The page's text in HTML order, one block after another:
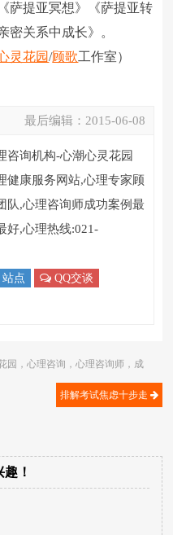
提亚冥想》《萨提亚转
密关系中成长》。
灵花园/顾歌工作室）
最后编辑： 2015-06-08
咨询机构-心潮心灵花园
健康服务网站,心理专家顾
队,心理咨询师成功案例最
好,心理热线:021-
站点 QQ交谈
园 ，心理咨询 ，心理咨询师 ， 成
排解考试焦虑十步走
！